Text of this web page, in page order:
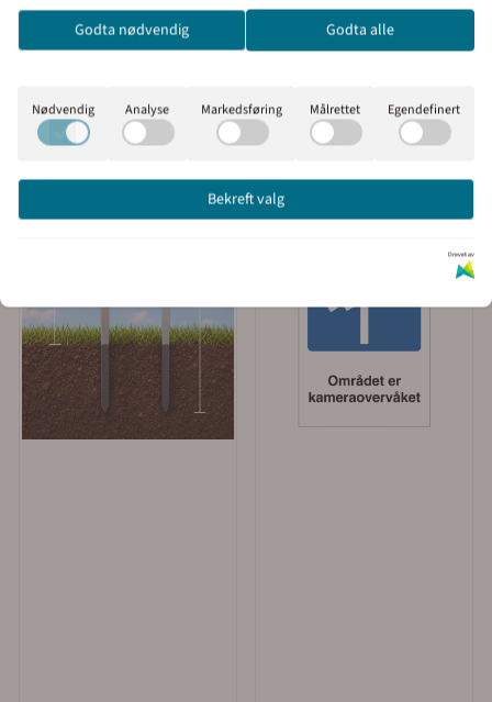
velge om du vil se prisene
med eller uten moms.
Godta nødvendig Godta alle
Nødvendig Analyse Markedsføring Målrettet Egendefinert
Bekreft valg
Drevet av